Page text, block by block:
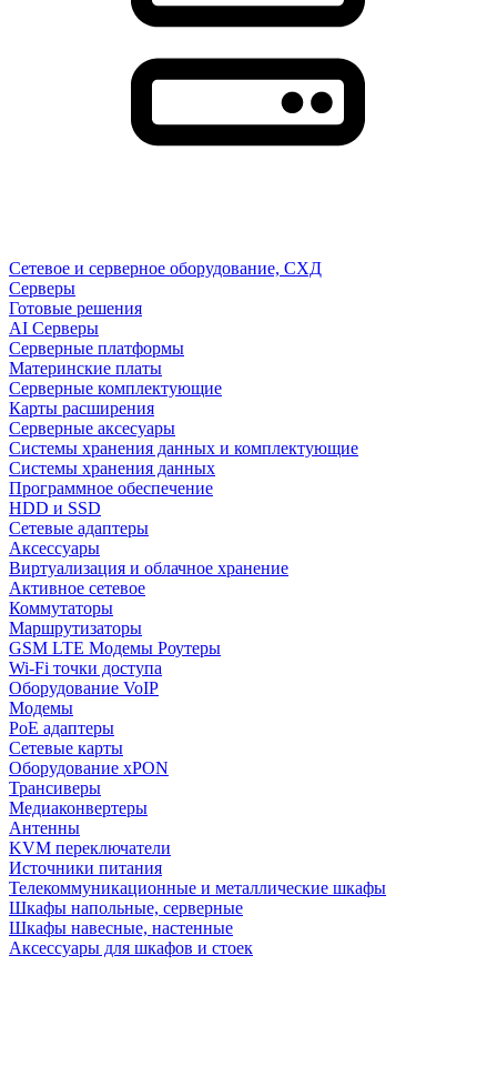
Сетевое и серверное оборудование, СХД
Cерверы
Готовые решения
AI Серверы
Серверные платформы
Материнские платы
Серверные комплектующие
Карты расширения
Серверные аксесуары
Системы хранения данных и комплектующие
Системы хранения данных
Программное обеспечение
HDD и SSD
Сетевые адаптеры
Аксессуары
Виртуализация и облачное хранение
Активное сетевое
Коммутаторы
Маршрутизаторы
GSM LTE Модемы Роутеры
Wi-Fi точки доступа
Оборудование VoIP
Модемы
PoE адаптеры
Сетевые карты
Оборудование xPON
Трансиверы
Медиаконвертеры
Антенны
KVM переключатели
Источники питания
Телекоммуникационные и металлические шкафы
Шкафы напольные, серверные
Шкафы навесные, настенные
Аксессуары для шкафов и стоек